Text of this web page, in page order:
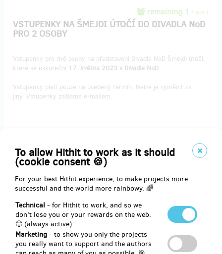
To allow Hithit to work as it should
(cookie consent 🍪)
For your best Hithit experience, to make projects more
successful and the world more rainbowy. 🌈
Technical - for Hithit to work, and so we
don't lose you or your rewards on the web.
🙂 (always active)
Marketing - to show you only the projects
you really want to support and the authors
remaining 1 from 1
VSTUPENKY NA ŠMEJDI ÚTOČÍ DO DIVADLA NoD
PRO 2 OSOBY
Vstupenky pro dvě osoby na představení Divadla NoD Šmejdi útočí,
které se uskuteční 17. května 2023 v Divadle NoD.
Vstupenky platí pouze na uvedený termín. Nelze je vyměnit za
jiný. Vstupenky zašleme e-mailem.
EUR 62.01
(CZK 1,500)
VSTUPENKY NA UNDERGROUND COMEDY CLUB
DO DIVADLA NoD PRO 2 OSOBY
Vstupenky pro dvě osoby na show Undergroung Comedy Club, která
se uskuteční18. května 2023 v Divadle NoD.